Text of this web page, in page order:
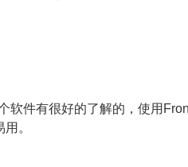
件有很好的了解的，使用
。